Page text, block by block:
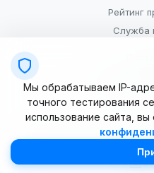
Рейтинг
Служба
Условия
© 2025–2026
Мы обрабатываем IP-
точного тестирования
использование сайта, вы